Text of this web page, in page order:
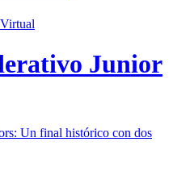
Junior